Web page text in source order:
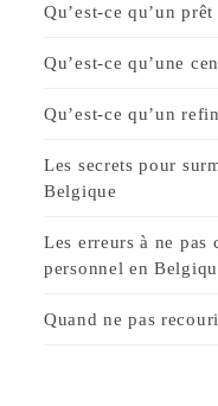
Qu’est-ce qu’un prêt
Qu’est-ce qu’une
Qu’est-ce qu’un
Les secrets pour
Belgique
Les erreurs à ne
personnel en
Quand ne pas